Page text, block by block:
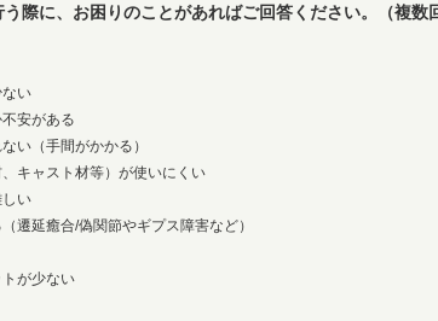
際に、お困りのことがあればご回答ください。（複数
い
安がある
い（手間がかかる）
キャスト材等）が使いにくい
い
遷延癒合/偽関節やギプス障害など）
が少ない